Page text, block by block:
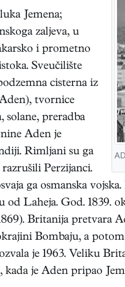
Jemena;
zaljeva, u
i prometno
Sveučilište
cisterna iz
tvornice
preradba
Aden je
Rimljani su ga
Perzijanci.
ga osmanska
od Laheja. God. 1839.
Britanija pretvara
Bombaju, a
je 1963. Veliku
kada je Aden pripao